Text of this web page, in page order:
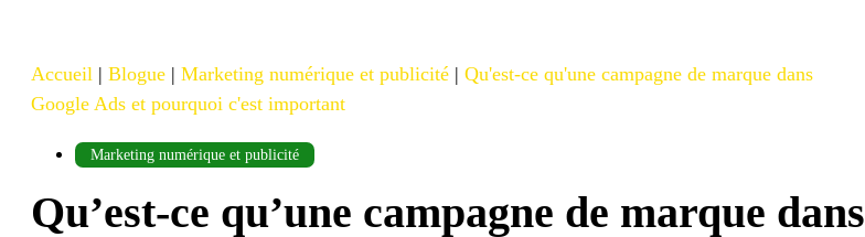
Accueil | Blogue | Marketing numérique et publicité | Qu'est-ce qu'une campagne de marque dans
Google Ads et pourquoi c'est important
Marketing numérique et publicité
Qu’est-ce qu’une campagne de marque dans